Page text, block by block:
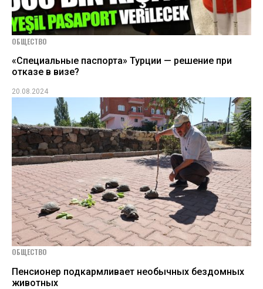
ОБЩЕСТВО
«Специальные паспорта» Турции — решение при
отказе в визе?
20.08.2024
ОБЩЕСТВО
Пенсионер подкармливает необычных бездомных
животных